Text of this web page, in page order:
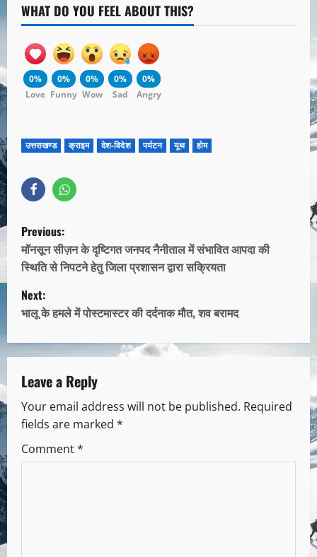
WHAT DO YOU FEEL ABOUT THIS?
0%
Love
0%
Funny
0%
Wow
0%
Sad
0%
Angry
उत्तराखण्ड क्राइम देश-विदेश पर्यटन यूथ होम
Previous:
मॉनसून सीज़न के दृष्टिगत जनपद नैनीताल में संभावित आपदा की
स्थिति से निपटने हेतु जिला प्रशासन द्वारा सक्रियता
Next:
भालू के हमले में पोस्टमास्टर की दर्दनाक मौत, शव बरामद
Leave a Reply
Your email address will not be published. Required
fields are marked *
Comment*